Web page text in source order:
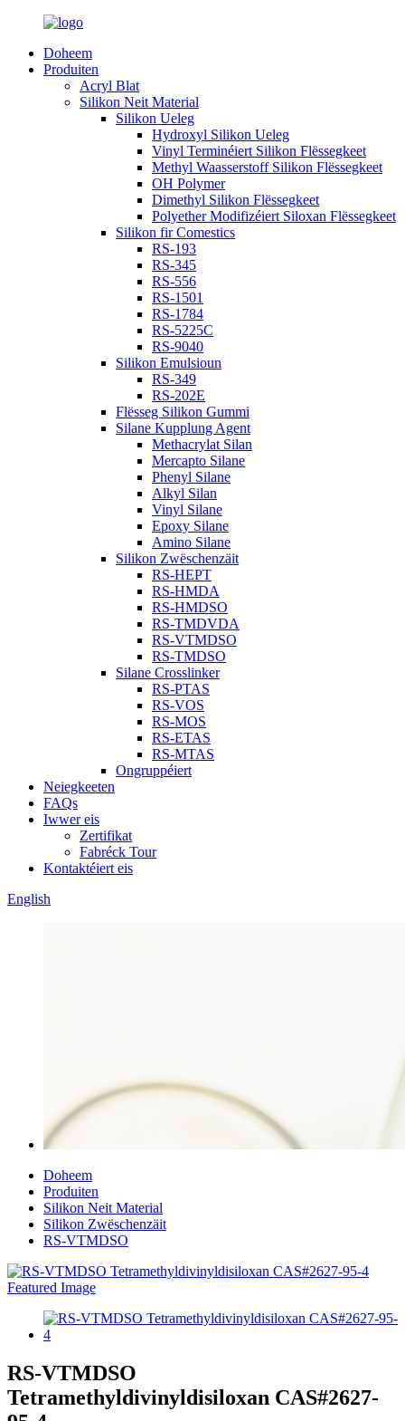
Doheem
Produiten
Acryl Blat
Silikon Neit Material
Silikon Ueleg
Hydroxyl Silikon Ueleg
Vinyl Terminéiert Silikon Flëssegkeet
Methyl Waasserstoff Silikon Flëssegkeet
OH Polymer
Dimethyl Silikon Flëssegkeet
Polyether Modifizéiert Siloxan Flëssegkeet
Silikon fir Comestics
RS-193
RS-345
RS-556
RS-1501
RS-1784
RS-5225C
RS-9040
Silikon Emulsioun
RS-349
RS-202E
Flësseg Silikon Gummi
Silane Kupplung Agent
Methacrylat Silan
Mercapto Silane
Phenyl Silane
Alkyl Silan
Vinyl Silane
Epoxy Silane
Amino Silane
Silikon Zwëschenzäit
RS-HEPT
RS-HMDA
RS-HMDSO
RS-TMDVDA
RS-VTMDSO
RS-TMDSO
Silane Crosslinker
RS-PTAS
RS-VOS
RS-MOS
RS-ETAS
RS-MTAS
Ongruppéiert
Neiegkeeten
FAQs
Iwwer eis
Zertifikat
Fabréck Tour
Kontaktéiert eis
English
Doheem
Produiten
Silikon Neit Material
Silikon Zwëschenzäit
RS-VTMDSO
RS-VTMDSO
Tetramethyldivinyldisiloxan CAS#2627-